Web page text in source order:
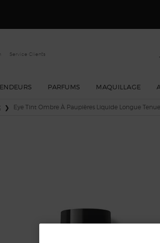
Service Clients
PARFUMS MAQUILLAGE
Eye Tint Ombre À Paupières Liquide Longue Tenue